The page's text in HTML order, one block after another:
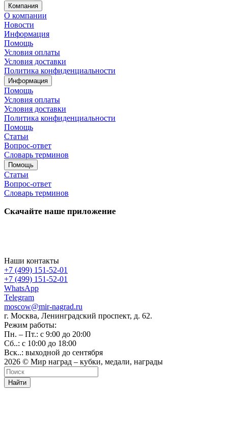
Компания
О компании
Новости
Информация
Помощь
Условия оплаты
Условия доставки
Политика конфиденциальности
Информация
Помощь
Условия оплаты
Условия доставки
Политика конфиденциальности
Помощь
Статьи
Вопрос-ответ
Словарь терминов
Помощь
Статьи
Вопрос-ответ
Словарь терминов
Скачайте наше приложение
Наши контакты
+7 (499) 151-52-01
+7 (499) 151-52-01
WhatsApp
Telegram
moscow@mir-nagrad.ru
г. Москва, Ленинградский проспект, д. 62.
Режим работы:
Пн. – Пт.: с 9:00 до 20:00
Сб..: с 10:00 до 18:00
Вск..: выходной до сентября
2026 © Мир наград – кубки, медали, награды
Найти